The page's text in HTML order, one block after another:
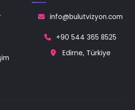
info@bulutvizyon.com
+90 544 365 8525
Edirne, Türkiye